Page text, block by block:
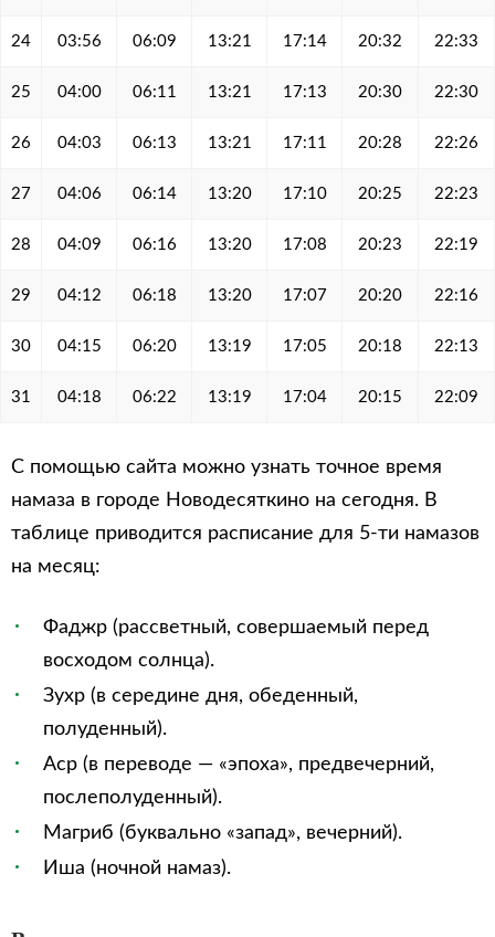
24 03:56 06:09 13:21 17:14 20:32 22:33
25 04:00 06:11 13:21 17:13 20:30 22:30
26 04:03 06:13 13:21 17:11 20:28 22:26
27 04:06 06:14 13:20 17:10 20:25 22:23
28 04:09 06:16 13:20 17:08 20:23 22:19
29 04:12 06:18 13:20 17:07 20:20 22:16
30 04:15 06:20 13:19 17:05 20:18 22:13
31 04:18 06:22 13:19 17:04 20:15 22:09
С помощью сайта можно узнать точное время
намаза в городе Новодесяткино на сегодня. В
таблице приводится расписание для 5-ти намазов
на месяц:
Фаджр (рассветный, совершаемый перед
восходом солнца).
Зухр (в середине дня, обеденный,
полуденный).
Аср (в переводе — «эпоха», предвечерний,
послеполуденный).
Магриб (буквально «запад», вечерний).
Иша (ночной намаз).